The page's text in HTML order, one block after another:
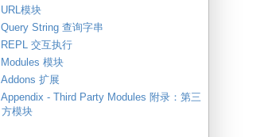
URL模块
Query String 查询字串
REPL 交互执行
Modules 模块
Addons 扩展
Appendix - Third Party Modules 附录：第三
方模块